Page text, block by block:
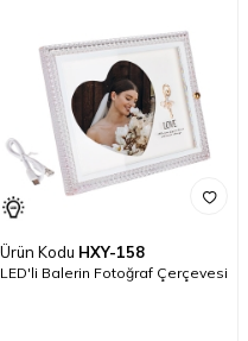
Ürün Kodu HXY-158
LED'li Balerin Fotoğraf Çerçevesi